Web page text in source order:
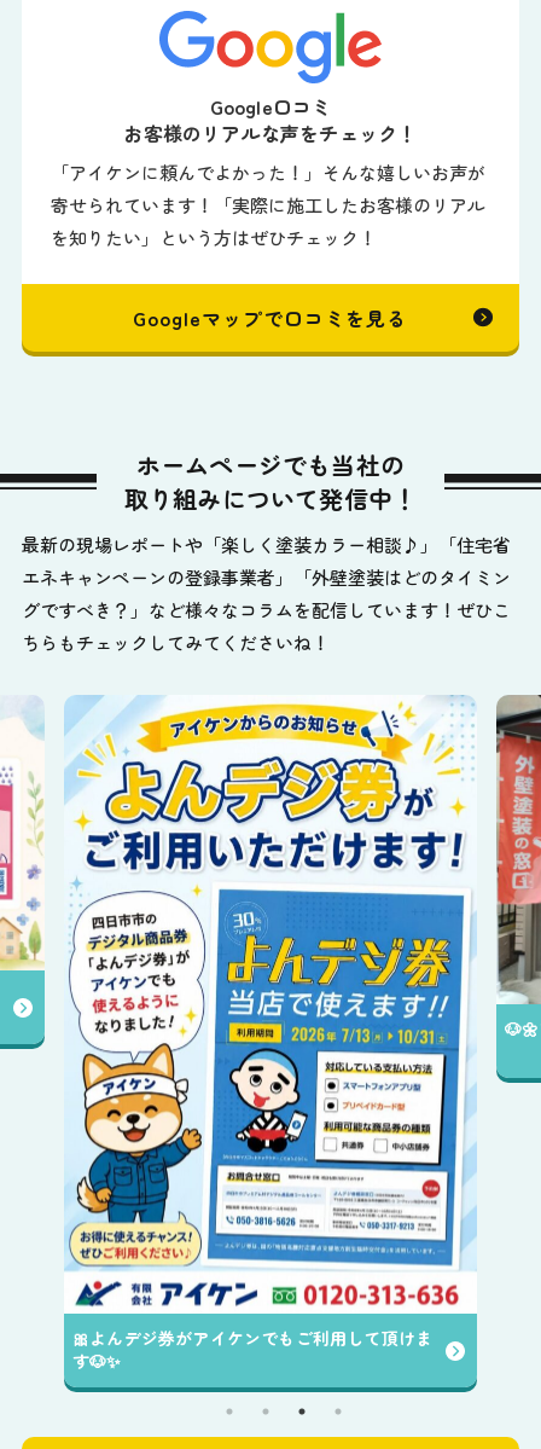
Google口コミ
お客様のリアルな声をチェック！
「アイケンに頼んでよかった！」そんな嬉しいお声が
寄せられています！「実際に施工したお客様のリアル
を知りたい」という方はぜひチェック！
Googleマップで口コミを見る
ホームページでも当社の
取り組みについて発信中！
最新の現場レポートや「楽しく塗装カラー相談♪」「住宅省
エネキャンペーンの登録事業者」「外壁塗装はどのタイミン
グですべき？」など様々なコラムを配信しています！ぜひこ
ちらもチェックしてみてくださいね！
🎀よんデジ券がアイケンでもご利用して頂けま
す🐶✨️